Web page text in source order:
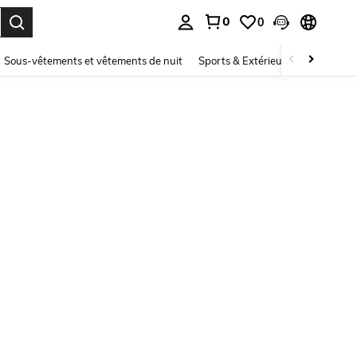
0 0
Sous-vêtements et vêtements de nuit Sports & Extérieur Enfants